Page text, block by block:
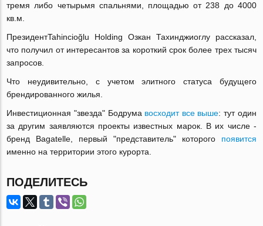
тремя либо четырьмя спальнями, площадью от 238 до 4000
кв.м.
ПрезидентTahincioğlu Holding Озкан Тахинджиоглу рассказал,
что получил от интересантов за короткий срок более трех тысяч
запросов.
Что неудивительно, с учетом элитного статуса будущего
брендированного жилья.
Инвестиционная "звезда" Бодрума восходит все выше: тут один
за другим заявляются проекты известных марок. В их числе -
бренд Bagatelle, первый "представитель" которого появится
именно на территории этого курорта.
ПОДЕЛИТЕСЬ